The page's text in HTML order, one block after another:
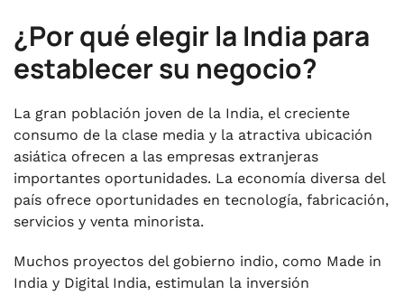
¿Por qué elegir la India para
establecer su negocio?
La gran población joven de la India, el creciente
consumo de la clase media y la atractiva ubicación
asiática ofrecen a las empresas extranjeras
importantes oportunidades. La economía diversa del
país ofrece oportunidades en tecnología, fabricación,
servicios y venta minorista.
Muchos proyectos del gobierno indio, como Made in
India y Digital India, estimulan la inversión